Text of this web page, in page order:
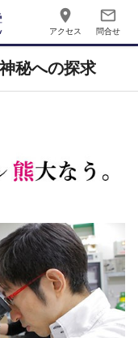
place
アクセス
mail_outline
問合せ
秘への探求